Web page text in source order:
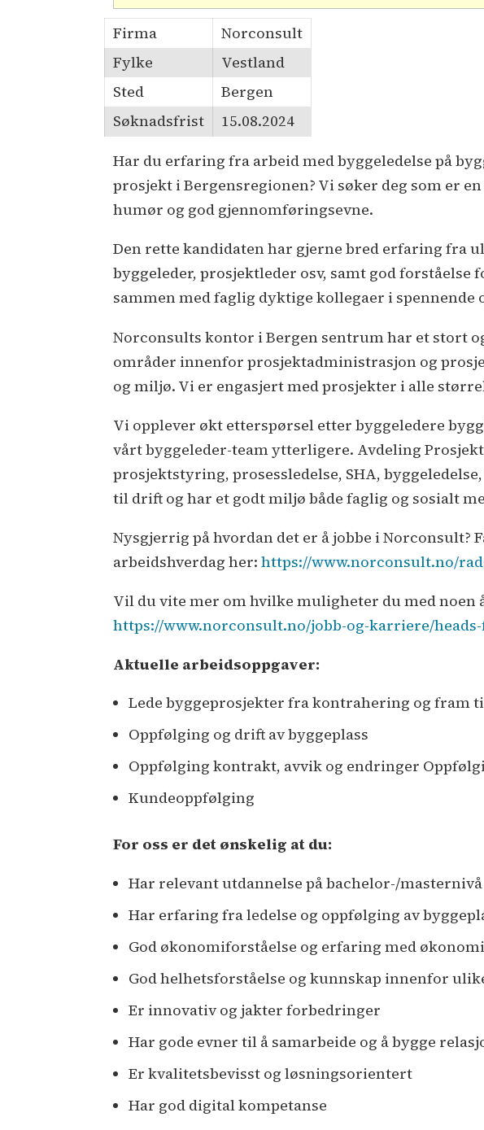
Firma
Norconsult
Fylke
Vestland
Sted
Bergen
Søknadsfrist
15.08.2024
Har du erfaring fra arbeid med byggeledelse på
prosjekt i Bergensregionen? Vi søker deg som er
humør og god gjennomføringsevne.
Den rette kandidaten har gjerne bred erfaring fra
byggeleder, prosjektleder osv, samt god
sammen med faglig dyktige kollegaer i spennende
Norconsults kontor i Bergen sentrum har et stort
områder innenfor prosjektadministrasjon og
og miljø. Vi er engasjert med prosjekter i alle
Vi opplever økt etterspørsel etter byggeledere
vårt byggeleder-team ytterligere. Avdeling
prosjektstyring, prosessledelse, SHA,
til drift og har et godt miljø både faglig og sosialt
Nysgjerrig på hvordan det er å jobbe i Norconsult?
arbeidshverdag her:https://www.norconsult.no/
Vil du vite mer om hvilke muligheter du med noen
https://www.norconsult.no/jobb-og-karriere/
Aktuelle arbeidsoppgaver:
Lede byggeprosjekter fra kontrahering og fram
Oppfølging og drift av byggeplass
Oppfølging kontrakt, avvik og endringer
Kundeoppfølging
For oss er det ønskelig at du:
Har relevant utdannelse på bachelor-/masternivå
Har erfaring fra ledelse og oppfølging av
God økonomiforståelse og erfaring med
God helhetsforståelse og kunnskap innenfor
Er innovativ og jakter forbedringer
Har gode evner til å samarbeide og å bygge
Er kvalitetsbevisst og løsningsorientert
Har god digital kompetanse